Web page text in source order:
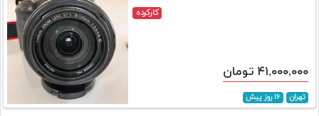
کارکرده
۴۱,۰۰۰,۰۰۰ تومان
تهران ۱۶ روز پیش